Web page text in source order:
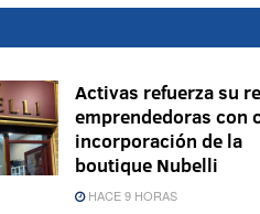
Activas refuerza su
emprendedoras con
incorporación de la
boutique Nubelli
HACE 9 HORAS